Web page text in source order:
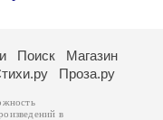
Поиск
Магазин
Проза.ру
в